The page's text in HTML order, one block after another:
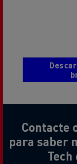
Contacte
para saber